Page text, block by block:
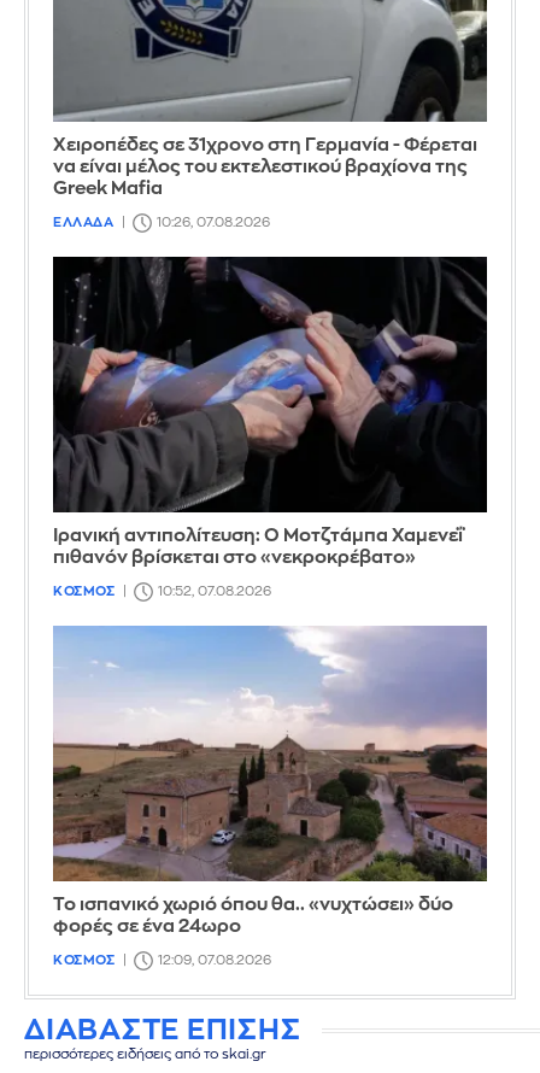
Χειροπέδες σε 31χρονο στη Γερμανία - Φέρεται
να είναι μέλος του εκτελεστικού βραχίονα της
Greek Mafia
ΕΛΛΑΔΑ 10:26, 07.08.2026
Ιρανική αντιπολίτευση: Ο Μοτζτάμπα Χαμενεΐ
πιθανόν βρίσκεται στο «νεκροκρέβατο»
ΚΟΣΜΟΣ 10:52, 07.08.2026
Το ισπανικό χωριό όπου θα.. «νυχτώσει» δύο
φορές σε ένα 24ωρο
ΚΟΣΜΟΣ 12:09, 07.08.2026
ΔΙΑΒΑΣΤΕ ΕΠΙΣΗΣ
περισσότερες ειδήσεις από το skai.gr